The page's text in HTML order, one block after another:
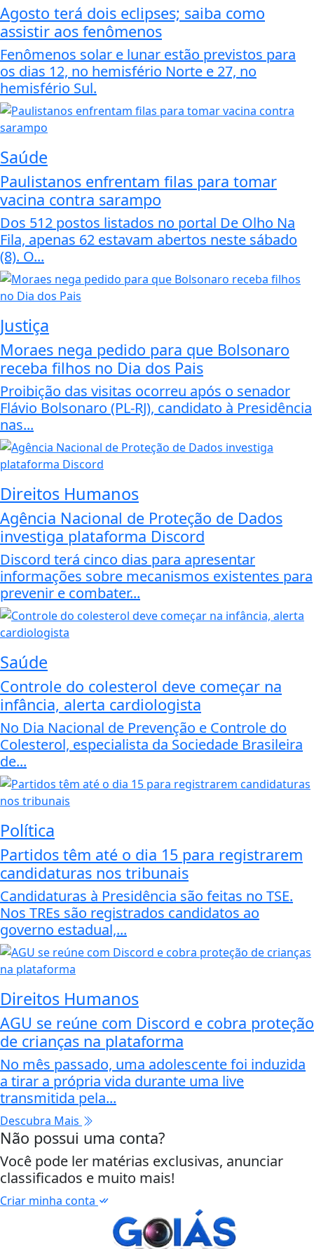
Agosto terá dois eclipses; saiba como
assistir aos fenômenos
Fenômenos solar e lunar estão previstos para
os dias 12, no hemisfério Norte e 27, no
hemisfério Sul.
Saúde
Paulistanos enfrentam filas para tomar
vacina contra sarampo
Dos 512 postos listados no portal De Olho Na
Fila, apenas 62 estavam abertos neste sábado
(8). O...
Justiça
Moraes nega pedido para que Bolsonaro
receba filhos no Dia dos Pais
Proibição das visitas ocorreu após o senador
Flávio Bolsonaro (PL-RJ), candidato à Presidência
nas...
Direitos Humanos
Agência Nacional de Proteção de Dados
investiga plataforma Discord
Discord terá cinco dias para apresentar
informações sobre mecanismos existentes para
prevenir e combater...
Saúde
Controle do colesterol deve começar na
infância, alerta cardiologista
No Dia Nacional de Prevenção e Controle do
Colesterol, especialista da Sociedade Brasileira
de...
Política
Partidos têm até o dia 15 para registrarem
candidaturas nos tribunais
Candidaturas à Presidência são feitas no TSE.
Nos TREs são registrados candidatos ao
governo estadual,...
Direitos Humanos
AGU se reúne com Discord e cobra proteção
de crianças na plataforma
No mês passado, uma adolescente foi induzida
a tirar a própria vida durante uma live
transmitida pela...
Descubra Mais
Não possui uma conta?
Você pode ler matérias exclusivas, anunciar
classificados e muito mais!
Criar minha conta